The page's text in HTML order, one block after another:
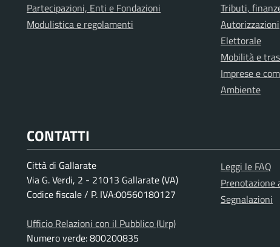
Partecipazioni, Enti e Fondazioni
Modulistica e regolamenti
Tributi,
Autorizzazioni
Elettorale
Mobilità e
Imprese e
Ambiente
CONTATTI
Città di Gallarate
Via G. Verdi, 2 - 21013 Gallarate (VA)
Codice fiscale / P. IVA:00560180127
Ufficio Relazioni con il Pubblico (Urp)
Numero verde: 800200835
Leggi le FAQ
Prenotazione
Segnalazioni